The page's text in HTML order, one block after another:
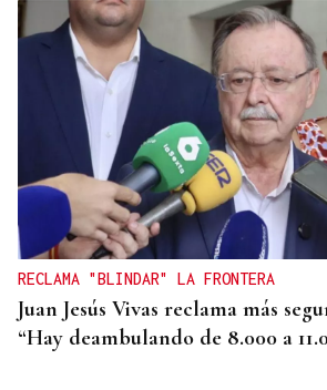
RECLAMA "BLINDAR" LA FRONTERA
Juan Jesús Vivas reclama más
“Hay deambulando de 8.000 a